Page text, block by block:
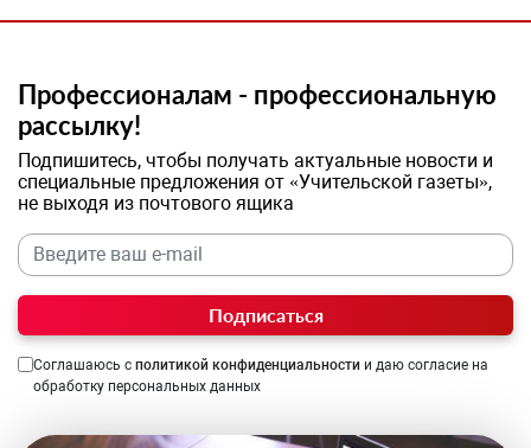
Профессионалам - профессиональную
рассылку!
Подпишитесь, чтобы получать актуальные новости и
специальные предложения от «Учительской газеты»,
не выходя из почтового ящика
Подписаться
Соглашаюсь с политикой конфиденциальности и даю согласие на
обработку персональных данных